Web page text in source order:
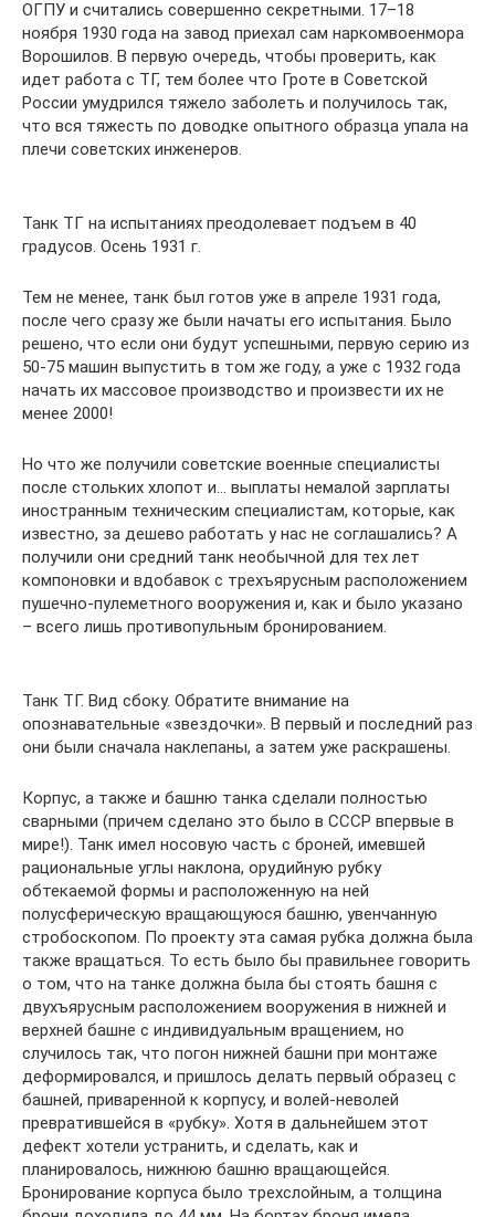
ОГПУ и считались совершенно секретными. 17–18
ноября 1930 года на завод приехал сам наркомвоенмора
Ворошилов. В первую очередь, чтобы проверить, как
идет работа с ТГ, тем более что Гроте в Советской
России умудрился тяжело заболеть и получилось так,
что вся тяжесть по доводке опытного образца упала на
плечи советских инженеров.
Танк ТГ на испытаниях преодолевает подъем в 40
градусов. Осень 1931 г.
Тем не менее, танк был готов уже в апреле 1931 года,
после чего сразу же были начаты его испытания. Было
решено, что если они будут успешными, первую серию из
50-75 машин выпустить в том же году, а уже с 1932 года
начать их массовое производство и произвести их не
менее 2000!
Но что же получили советские военные специалисты
после стольких хлопот и… выплаты немалой зарплаты
иностранным техническим специалистам, которые, как
известно, за дешево работать у нас не соглашались? А
получили они средний танк необычной для тех лет
компоновки и вдобавок с трехъярусным расположением
пушечно-пулеметного вооружения и, как и было указано
– всего лишь противопульным бронированием.
Танк ТГ. Вид сбоку. Обратите внимание на
опознавательные «звездочки». В первый и последний раз
они были сначала наклепаны, а затем уже раскрашены.
Корпус, а также и башню танка сделали полностью
сварными (причем сделано это было в СССР впервые в
мире!). Танк имел носовую часть с броней, имевшей
рациональные углы наклона, орудийную рубку
обтекаемой формы и расположенную на ней
полусферическую вращающуюся башню, увенчанную
стробоскопом. По проекту эта самая рубка должна была
также вращаться. То есть было бы правильнее говорить
о том, что на танке должна была бы стоять башня с
двухъярусным расположением вооружения в нижней и
верхней башне с индивидуальным вращением, но
случилось так, что погон нижней башни при монтаже
деформировался, и пришлось делать первый образец с
башней, приваренной к корпусу, и волей-неволей
превратившейся в «рубку». Хотя в дальнейшем этот
дефект хотели устранить, и сделать, как и
планировалось, нижнюю башню вращающейся.
Бронирование корпуса было трехслойным, а толщина